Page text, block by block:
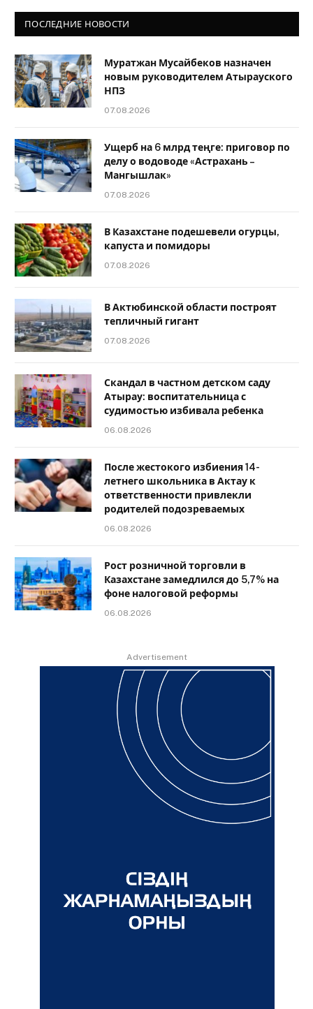
ПОСЛЕДНИЕ НОВОСТИ
Муратжан Мусайбеков назначен
новым руководителем Атырауского
НПЗ
07.08.2026
Ущерб на 6 млрд теңге: приговор по
делу о водоводе «Астрахань –
Мангышлак»
07.08.2026
В Казахстане подешевели огурцы,
капуста и помидоры
07.08.2026
В Актюбинской области построят
тепличный гигант
07.08.2026
Скандал в частном детском саду
Атырау: воспитательница с
судимостью избивала ребенка
06.08.2026
После жестокого избиения 14-
летнего школьника в Актау к
ответственности привлекли
родителей подозреваемых
06.08.2026
Рост розничной торговли в
Казахстане замедлился до 5,7% на
фоне налоговой реформы
06.08.2026
Advertisement